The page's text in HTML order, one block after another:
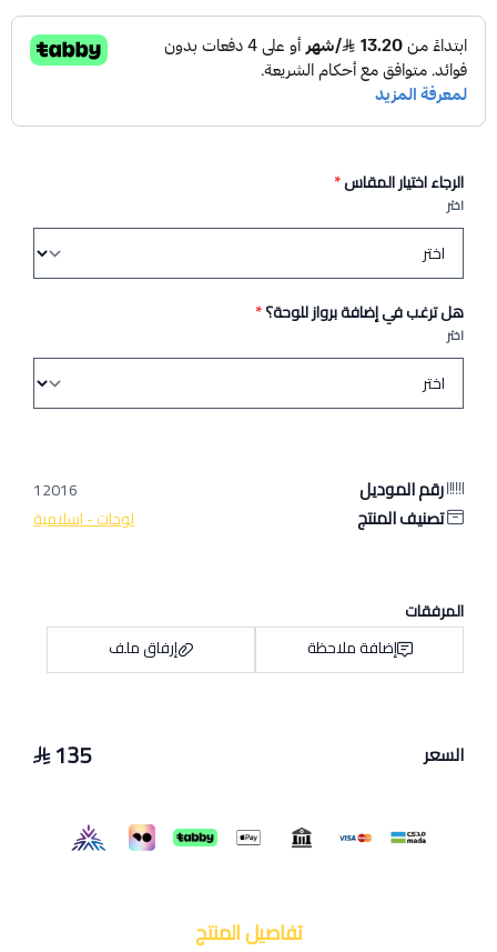
الرجاء اختيار المقاس*
اختر
هل ترغب في إضافة برواز للوحة؟*
اختر
رقم الموديل 12016
تصنيف المنتج لوحات - اسلامية
المرفقات
إضافة ملاحظة
إرفاق ملف
السعر 135
تفاصيل المنتج